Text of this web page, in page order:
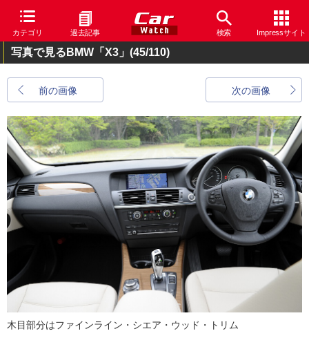
カテゴリ 過去記事 検索 Impressサイト
写真で見るBMW「X3」 (45/110)
前の画像 次の画像
木目部分はファインライン・シエア・ウッド・トリム